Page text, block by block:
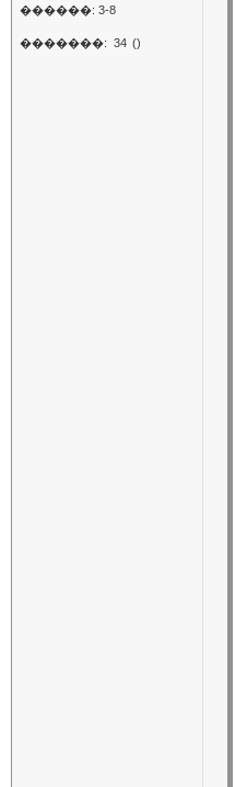
������: 3-8
�������: 34 ()